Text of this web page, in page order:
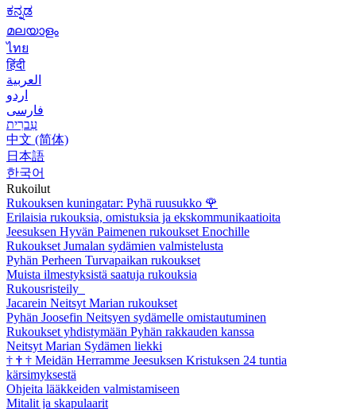
ಕನ್ನಡ
മലയാളം
ไทย
हिंदी
العربية
اردو
فارسی
עִברִית
中文 (简体)
日本語
한국어
Rukoilut
Rukouksen kuningatar: Pyhä ruusukko 🌹
Erilaisia rukouksia, omistuksia ja ekskommunikaatioita
Jeesuksen Hyvän Paimenen rukoukset Enochille
Rukoukset Jumalan sydämien valmistelusta
Pyhän Perheen Turvapaikan rukoukset
Muista ilmestyksistä saatuja rukouksia
Rukousristeily
Jacarein Neitsyt Marian rukoukset
Pyhän Joosefin Neitsyen sydämelle omistautuminen
Rukoukset yhdistymään Pyhän rakkauden kanssa
Neitsyt Marian Sydämen liekki
† † † Meidän Herramme Jeesuksen Kristuksen 24 tuntia
kärsimyksestä
Ohjeita lääkkeiden valmistamiseen
Mitalit ja skapulaarit